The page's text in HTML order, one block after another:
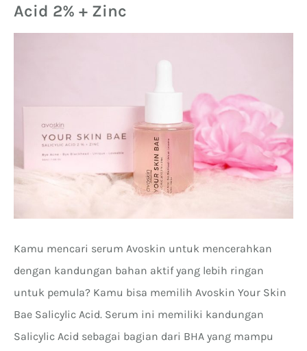
Acid 2% + Zinc
Kamu mencari serum Avoskin untuk mencerahkan
dengan kandungan bahan aktif yang lebih ringan
untuk pemula? Kamu bisa memilih Avoskin Your Skin
Bae Salicylic Acid. Serum ini memiliki kandungan
Salicylic Acid sebagai bagian dari BHA yang mampu